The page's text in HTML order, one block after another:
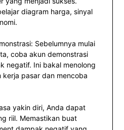
diagram harga, sinyal
Sebelumnya mulai
coba akun demonstrasi
negatif. Ini bakal menolong
kerja pasar dan mencoba
yakin diri, Anda dapat
riil. Memastikan buat